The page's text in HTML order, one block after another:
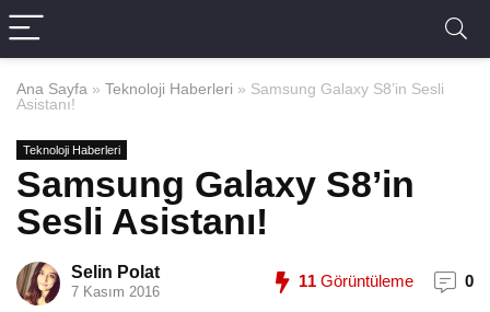
Ana Sayfa » Teknoloji Haberleri » Samsung Galaxy S8’in Sesli
Asistanı!
Teknoloji Haberleri
Samsung Galaxy S8’in
Sesli Asistanı!
Selin Polat
7 Kasım 2016
11 Görüntüleme 0